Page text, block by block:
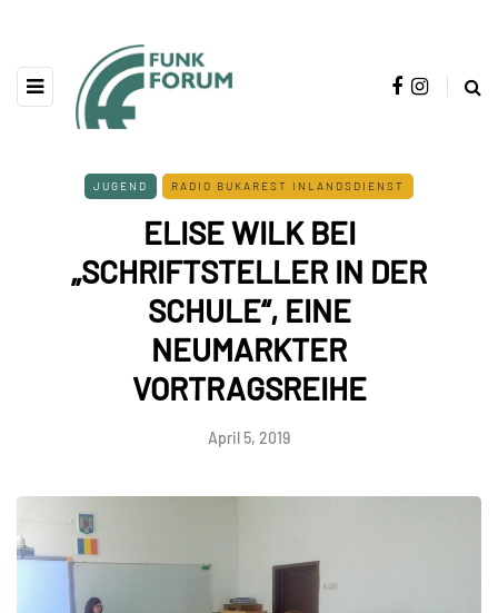
JUGEND RADIO BUKAREST INLANDSDIENST
ELISE WILK BEI
„SCHRIFTSTELLER IN DER
SCHULE“, EINE
NEUMARKTER
VORTRAGSREIHE
April 5, 2019